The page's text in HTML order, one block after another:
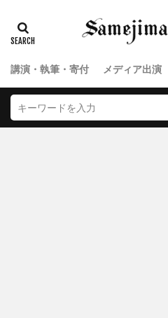
講演・執筆・寄付 メディア出演